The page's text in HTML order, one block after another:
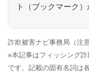
ト（ブックマーク
詐欺被害ナビ事務局（注意
※本記事はフィッシング
です。記載の固有名詞は